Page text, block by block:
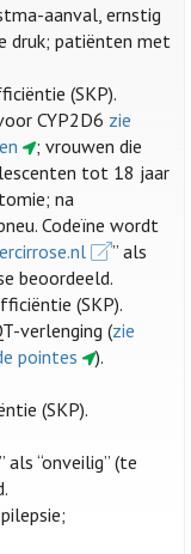
aanval, ernstig
druk; patiënten met
(SKP).
CYP2D6 zie
; vrouwen die
tot 18 jaar
na
Codeïne wordt
” als
beoordeeld.
(SKP).
verlenging (zie
pointes
).
(SKP).
” als “onveilig” (te